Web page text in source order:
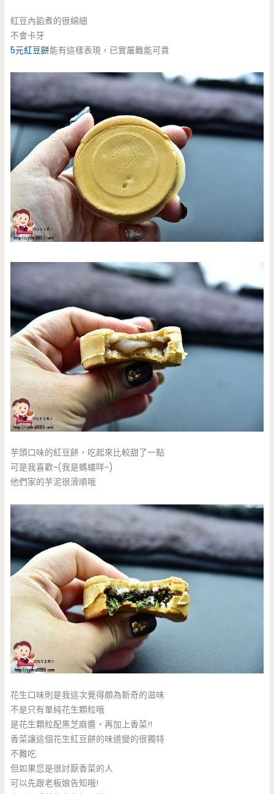
紅豆內餡煮的很綿細
不會卡牙
5元紅豆餅能有這樣表現，已實屬難能可貴
芋頭口味的紅豆餅，吃起來比較甜了一點
可是我喜歡~(我是螞蟻咩~)
他們家的芋泥很滑順哦
花生口味則是我這次覺得頗為新奇的滋味
不是只有單純花生顆粒哦
是花生顆粒配黑芝麻醬，再加上香菜!!
香菜讓這個花生紅豆餅的味道變的很獨特
不難吃
但如果您是很討厭香菜的人
可以先跟老板娘告知哦!